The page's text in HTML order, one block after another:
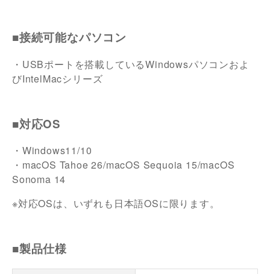
■接続可能なパソコン
・USBポートを搭載しているWindowsパソコンおよ
びIntelMacシリーズ
■対応OS
・Windows11/10
・macOS Tahoe 26/macOS Sequoia 15/macOS
Sonoma 14
※対応OSは、いずれも日本語OSに限ります。
■製品仕様